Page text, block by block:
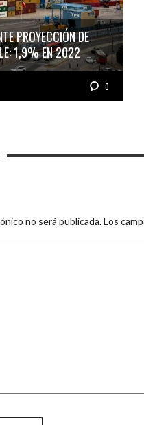
PROYECCIÓN DE
1,9% EN 2022
0
no será publicada.Los